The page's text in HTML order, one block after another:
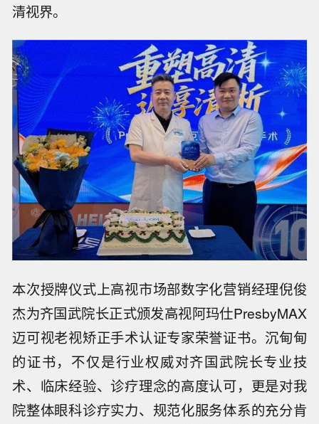
清视界。
本次授牌仪式上高视市场部数字化营销经理倪俊
杰为齐国武院长正式颁发高视阿玛仕PresbyMAX
迈可视老视矫正手术认证专家荣誉证书。沉甸甸
的证书，不仅是行业权威对齐国武院长专业技
术、临床经验、诊疗理念的高度认可，更是对我
院整体眼科诊疗实力、规范化服务体系的充分肯